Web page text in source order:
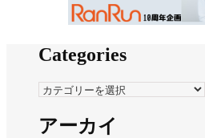
Categories
Categories
アーカイ